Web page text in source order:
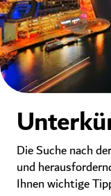
Die Suche nach
und
Ihnen wichtige